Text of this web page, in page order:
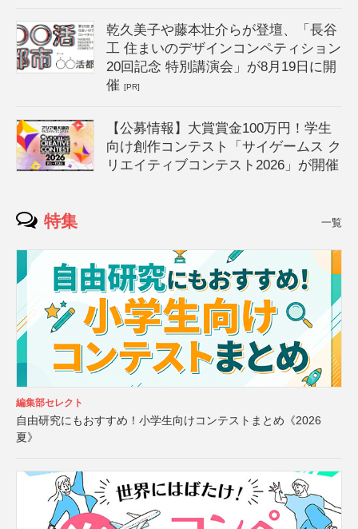
乾久美子や藤本壮介らが登壇、「長谷
工 住まいのデザインコンペティション
20回記念 特別講演会」が8月19日に開
催[PR]
【公募情報】大賞賞金100万円！学生
向け創作コンテスト「サイゲームス ク
リエイティブコンテスト2026」が開催
特集 一覧
編集部セレクト
自由研究にもおすすめ！小学生向けコンテストまとめ《2026
夏》